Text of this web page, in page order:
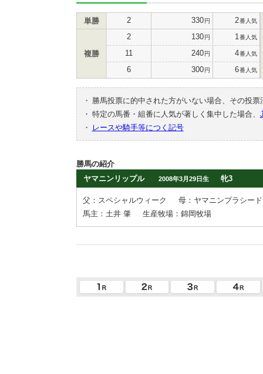
単勝 2 330円 2番人気
複勝
2 130円 1 番人気
11 240円 4番人気
6 300円 6番人気
・
勝馬投票に的中された方がいない場合、その投
・ 特定の馬番・組番に人気が著しく集中した場合、
・
レースや騎手等につく記号
勝馬の紹介
ヤマニンリップル
2008年3月29日生 牝3
父：スペシャルウィーク
母：ヤマニンプラシード
馬主：土井 肇
生産牧場：錦岡牧場